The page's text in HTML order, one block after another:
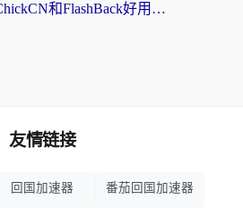
海外党必看：ChickCN和FlashBack好用吗？3招教你选对回国加速器（附云极、HomeCN、斧牛vs艾果对比）
友情链接
回国加速器 番茄回国加速器